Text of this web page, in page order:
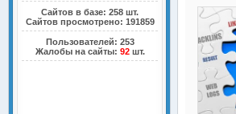
Сайтов в базе: 258 шт.
Сайтов просмотрено: 191859
Пользователей: 253
Жалобы на сайты: 92шт.